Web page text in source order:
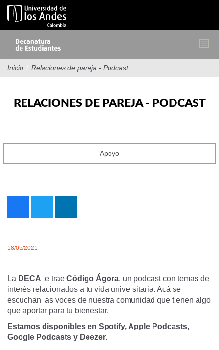
Pasar
contenido
Inicio / Relaciones de pareja - Podcast
RELACIONES DE PAREJA - PODCAST
Apoyo
18/05/2021
La DECA te trae Código Ágora, un podcast con temas de
interés relacionados a tu vida universitaria. Acá se
escuchan las voces de nuestra comunidad que tienen algo
que aportar para tu bienestar.
Estamos disponibles en Spotify, Apple Podcasts,
Google Podcasts y Deezer.